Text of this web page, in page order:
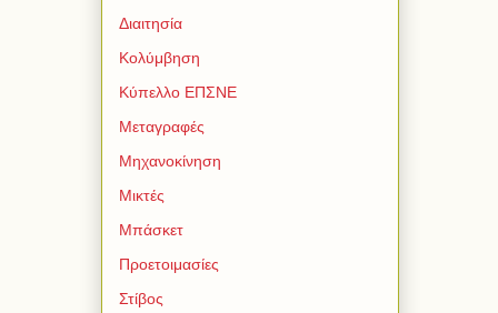
Διαιτησία
Κολύμβηση
Κύπελλο ΕΠΣΝΕ
Μεταγραφές
Μηχανοκίνηση
Μικτές
Μπάσκετ
Προετοιμασίες
Στίβος